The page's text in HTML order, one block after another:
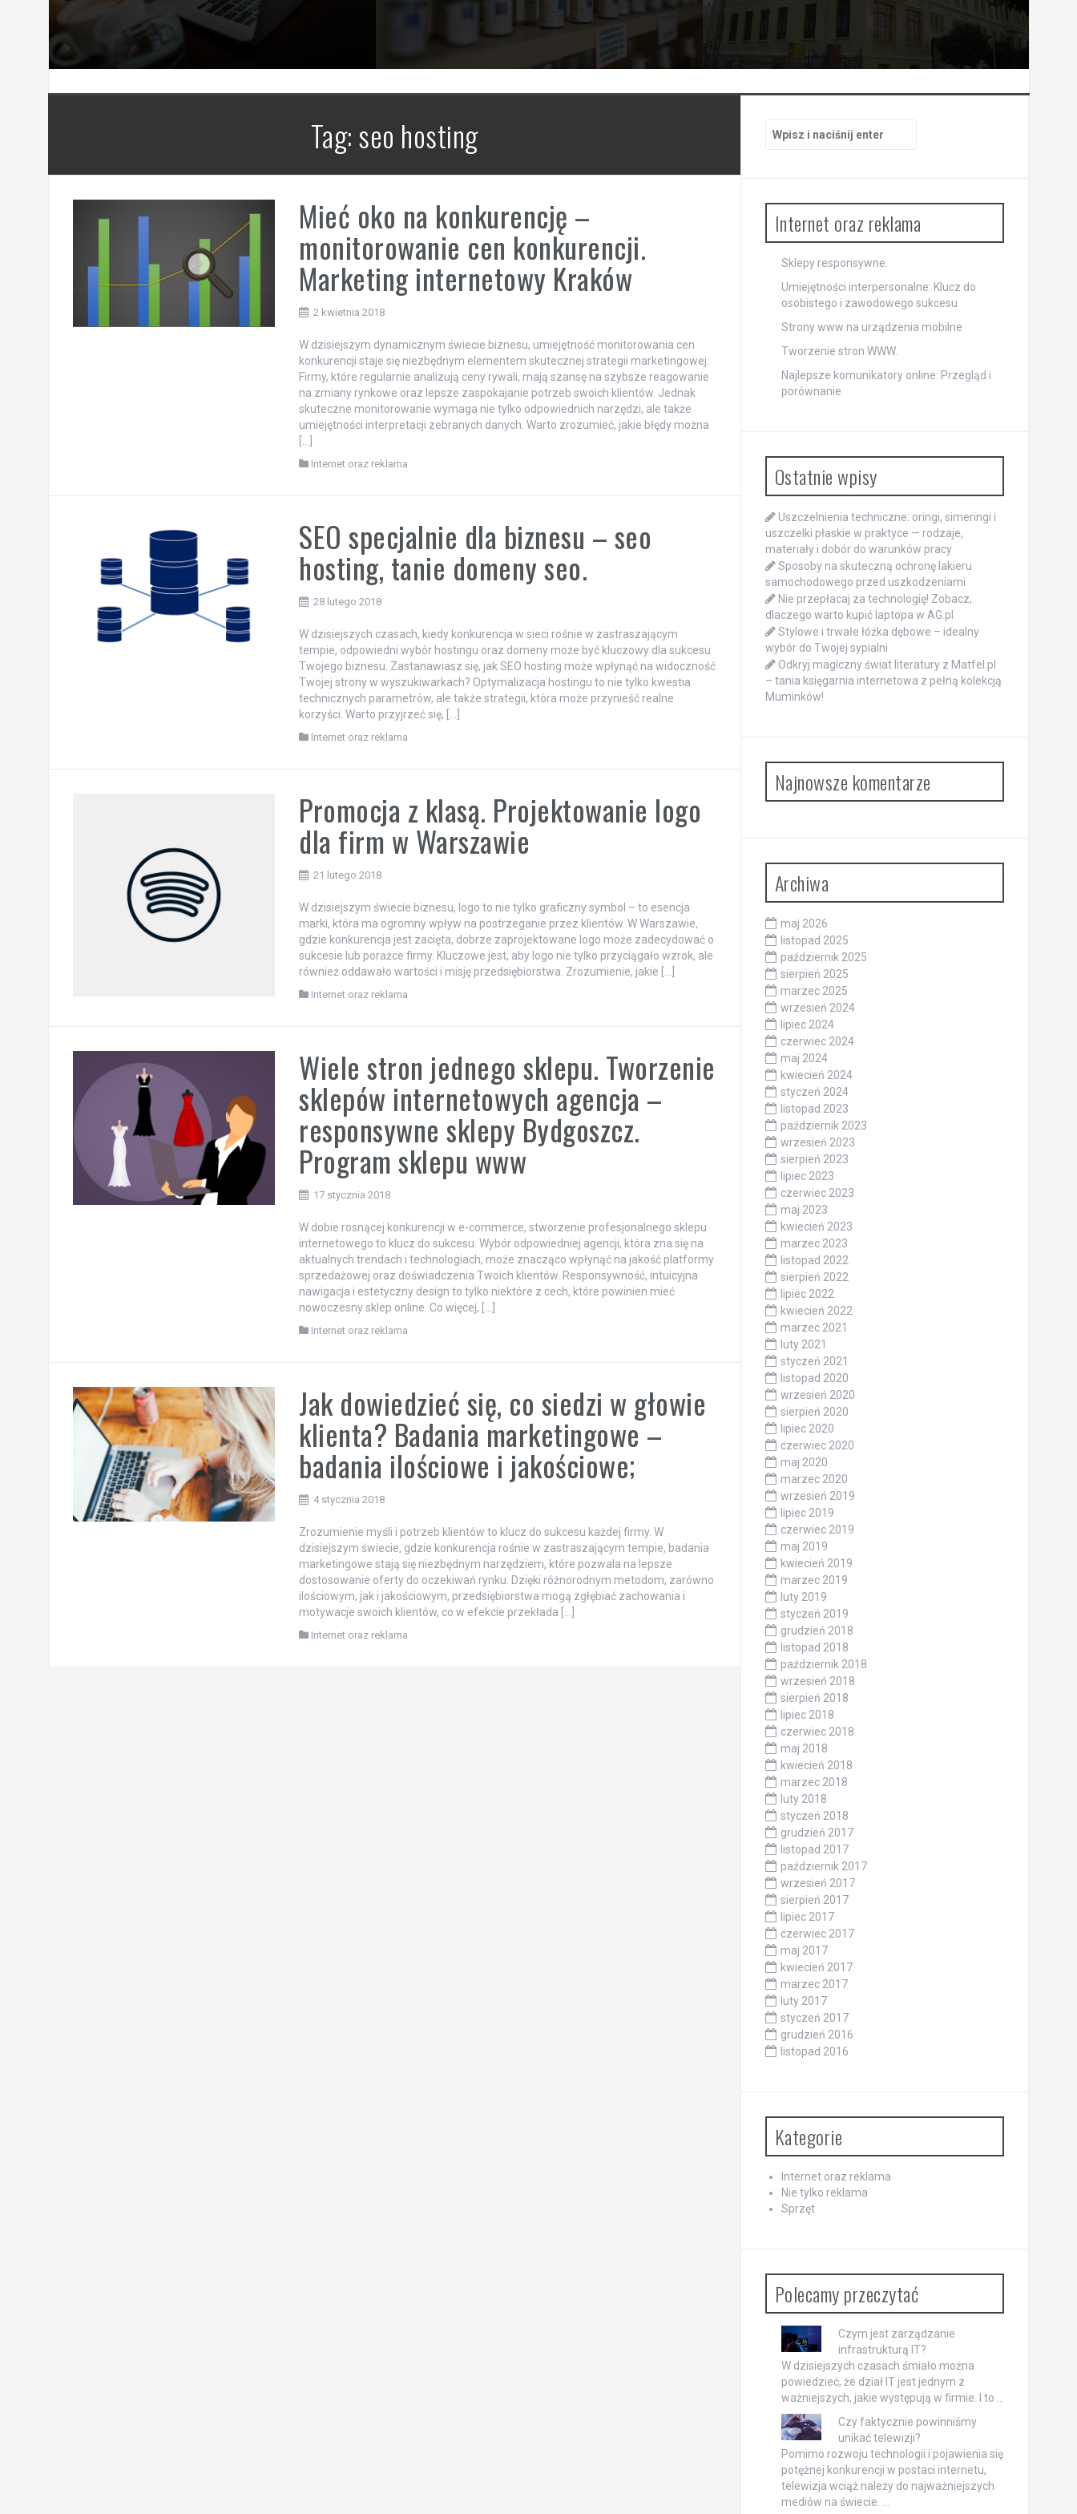
Tag:seo hosting
Mieć oko na konkurencję –
monitorowanie cen konkurencji.
Marketing internetowy Kraków
2 kwietnia 2018
W dzisiejszym dynamicznym świecie biznesu, umiejętność monitorowania cen
konkurencji staje się niezbędnym elementem skutecznej strategii marketingowej.
Firmy, które regularnie analizują ceny rywali, mają szansę na szybsze reagowanie
na zmiany rynkowe oraz lepsze zaspokajanie potrzeb swoich klientów. Jednak
skuteczne monitorowanie wymaga nie tylko odpowiednich narzędzi, ale także
umiejętności interpretacji zebranych danych. Warto zrozumieć, jakie błędy można
Internet oraz reklama
SEO specjalnie dla biznesu – seo
hosting, tanie domeny seo.
28 lutego 2018
W dzisiejszych czasach, kiedy konkurencja w sieci rośnie w zastraszającym
tempie, odpowiedni wybór hostingu oraz domeny może być kluczowy dla sukcesu
Twojego biznesu. Zastanawiasz się, jak SEO hosting może wpłynąć na widoczność
Twojej strony w wyszukiwarkach? Optymalizacja hostingu to nie tylko kwestia
technicznych parametrów, ale także strategii, która może przynieść realne
korzyści. Warto przyjrzeć się, […]
Internet oraz reklama
Promocja z klasą. Projektowanie logo
dla firm w Warszawie
21 lutego 2018
W dzisiejszym świecie biznesu, logo to nie tylko graficzny symbol – to esencja
marki, która ma ogromny wpływ na postrzeganie przez klientów. W Warszawie,
gdzie konkurencja jest zacięta, dobrze zaprojektowane logo może zadecydować o
sukcesie lub porażce firmy. Kluczowe jest, aby logo nie tylko przyciągało wzrok, ale
również oddawało wartości i misję przedsiębiorstwa. Zrozumienie, jakie […]
Internet oraz reklama
Wiele stron jednego sklepu. Tworzenie
sklepów internetowych agencja –
responsywne sklepy Bydgoszcz.
Program sklepu www
17 stycznia 2018
W dobie rosnącej konkurencji w e-commerce, stworzenie profesjonalnego sklepu
internetowego to klucz do sukcesu. Wybór odpowiedniej agencji, która zna się na
aktualnych trendach i technologiach, może znacząco wpłynąć na jakość platformy
sprzedażowej oraz doświadczenia Twoich klientów. Responsywność, intuicyjna
nawigacja i estetyczny design to tylko niektóre z cech, które powinien mieć
nowoczesny sklep online. Co więcej, […]
Internet oraz reklama
Jak dowiedzieć się, co siedzi w głowie
klienta? Badania marketingowe –
badania ilościowe i jakościowe;
4 stycznia 2018
Zrozumienie myśli i potrzeb klientów to klucz do sukcesu każdej firmy. W
dzisiejszym świecie, gdzie konkurencja rośnie w zastraszającym tempie, badania
marketingowe stają się niezbędnym narzędziem, które pozwala na lepsze
dostosowanie oferty do oczekiwań rynku. Dzięki różnorodnym metodom, zarówno
ilościowym, jak i jakościowym, przedsiębiorstwa mogą zgłębiać zachowania i
motywacje swoich klientów, co w efekcie przekłada […]
Internet oraz reklama
Internet oraz reklama
Sklepy responsywne.
Umiejętności interpersonalne: Klucz do
osobistego i zawodowego sukcesu
Strony www na urządzenia mobilne
Tworzenie stron WWW.
Najlepsze komunikatory online: Przegląd i
porównanie
Ostatnie wpisy
Uszczelnienia techniczne: oringi, simeringi i
uszczelki płaskie w praktyce — rodzaje,
materiały i dobór do warunków pracy
Sposoby na skuteczną ochronę lakieru
samochodowego przed uszkodzeniami
Nie przepłacaj za technologię! Zobacz,
dlaczego warto kupić laptopa w AG.pl
Stylowe i trwałe łóżka dębowe – idealny
wybór do Twojej sypialni
Odkryj magiczny świat literatury z Matfel.pl
– tania księgarnia internetowa z pełną kolekcją
Muminków!
Najnowsze komentarze
Archiwa
maj 2026
listopad 2025
październik 2025
sierpień 2025
marzec 2025
wrzesień 2024
lipiec 2024
czerwiec 2024
maj 2024
kwiecień 2024
styczeń 2024
listopad 2023
październik 2023
wrzesień 2023
sierpień 2023
lipiec 2023
czerwiec 2023
maj 2023
kwiecień 2023
marzec 2023
listopad 2022
sierpień 2022
lipiec 2022
kwiecień 2022
marzec 2021
luty 2021
styczeń 2021
listopad 2020
wrzesień 2020
sierpień 2020
lipiec 2020
czerwiec 2020
maj 2020
marzec 2020
wrzesień 2019
lipiec 2019
czerwiec 2019
maj 2019
kwiecień 2019
marzec 2019
luty 2019
styczeń 2019
grudzień 2018
listopad 2018
październik 2018
wrzesień 2018
sierpień 2018
lipiec 2018
czerwiec 2018
maj 2018
kwiecień 2018
marzec 2018
luty 2018
styczeń 2018
grudzień 2017
listopad 2017
październik 2017
wrzesień 2017
sierpień 2017
lipiec 2017
czerwiec 2017
maj 2017
kwiecień 2017
marzec 2017
luty 2017
styczeń 2017
grudzień 2016
listopad 2016
Kategorie
Internet oraz reklama
Nie tylko reklama
Sprzęt
Polecamy przeczytać
Czym jest zarządzanie
infrastrukturą IT?
W dzisiejszych czasach śmiało można
powiedzieć, że dział IT jest jednym z
ważniejszych, jakie występują w firmie. I to …
Czy faktycznie powinniśmy
unikać telewizji?
Pomimo rozwoju technologii i pojawienia się
potężnej konkurencji w postaci internetu,
telewizja wciąż należy do najważniejszych
mediów na świecie. …